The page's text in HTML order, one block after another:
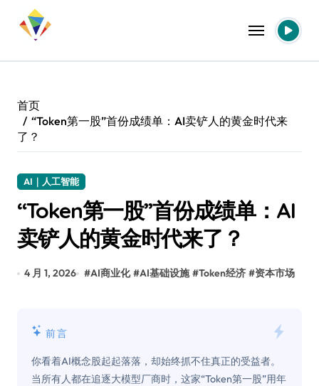
首页
“Token第一股”首份成绩单：AI卖铲人的黄金时代来
了？
AI｜人工智能
“Token第一股”首份成绩单：AI
卖铲人的黄金时代来了？
4 月 1, 2026 #AI商业化 #AI基础设施 #Token经济 #资本市场
前言
你看着AI概念股起起落落，却始终抓不住真正的受益者。
当所有人都在追逐大模型厂商时，这家“Token第一股”用年